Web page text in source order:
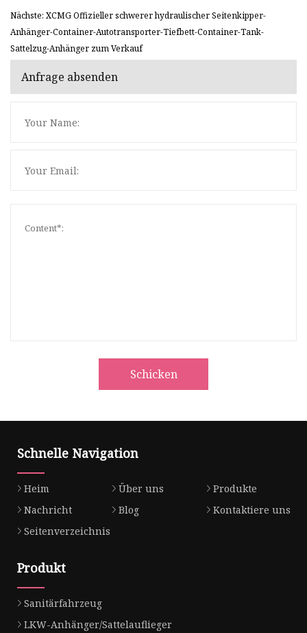
Nächste: XCMG Offizieller schwerer hydraulischer Seitenkipper-
Anhänger-Container-Autotransporter-Tiefbett-Container-Tank-
Sattelzug-Anhänger zum Verkauf
Anfrage absenden
Schicken
Schnelle Navigation
Heim Über uns
Produkte
Nachricht
Blog
Kontaktiere uns
Seitenverzeichnis
Produkt
Sanitärfahrzeug
LKW-Anhänger/Sattelauflieger